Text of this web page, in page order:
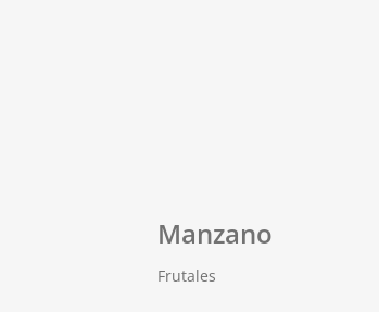
Manzano
Frutales